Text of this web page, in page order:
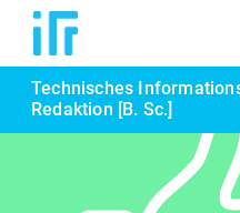
Technisches
Redaktion [B. Sc.]